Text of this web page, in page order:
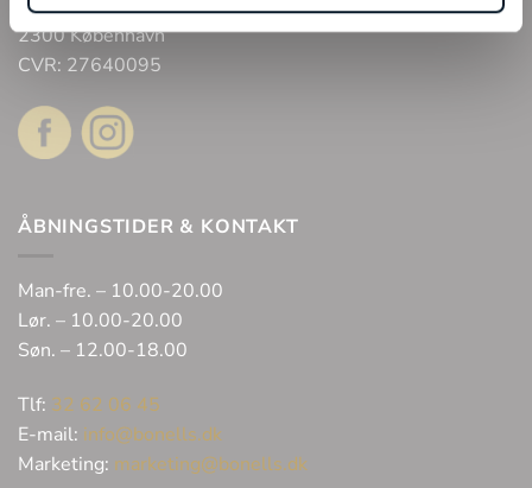
Arne Jacobsens Allé 12, butik 105 C/O Field’s
2300 København
CVR: 27640095
ÅBNINGSTIDER & KONTAKT
Man-fre. – 10.00-20.00
Lør. – 10.00-20.00
Søn. – 12.00-18.00
Tlf: 32 62 06 45
E-mail: info@bonells.dk
Marketing: marketing@bonells.dk